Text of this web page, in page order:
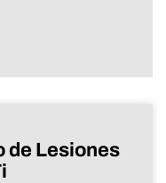
de Lesiones